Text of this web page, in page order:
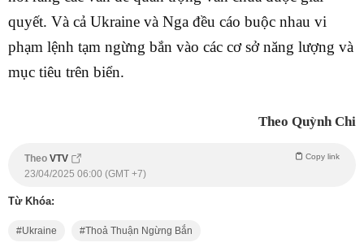
quyết. Và cả Ukraine và Nga đều cáo buộc nhau vi
phạm lệnh tạm ngừng bắn vào các cơ sở năng lượng và
mục tiêu trên biển.
Theo Quỳnh Chi
Theo VTV Copy link
23/04/2025 06:00 (GMT +7)
Từ Khóa:
Ukraine Thoả Thuận Ngừng Bắn